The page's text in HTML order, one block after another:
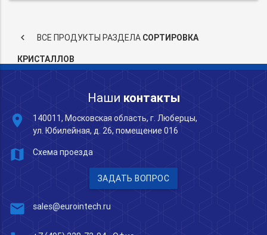
keyboard_arrow_left ВСЕ ПРОДУКТЫ РАЗДЕЛА CОРТИРОВКА
КРИСТАЛЛОВ
Наши контакты
place
140011, Московская область, г. Люберцы,
ул. Юбилейная, д. 26, помещение 016
map Схема проезда
ЗАДАТЬ ВОПРОС
mail sales@eurointech.ru